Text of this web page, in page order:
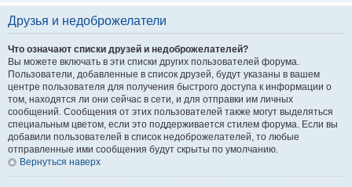
Друзья и недоброжелатели
Что означают списки друзей и недоброжелателей?
Вы можете включать в эти списки других пользователей форума.
Пользователи, добавленные в список друзей, будут указаны в вашем
центре пользователя для получения быстрого доступа к информации о
том, находятся ли они сейчас в сети, и для отправки им личных
сообщений. Сообщения от этих пользователей также могут выделяться
специальным цветом, если это поддерживается стилем форума. Если вы
добавили пользователей в список недоброжелателей, то любые
отправленные ими сообщения будут скрыты по умолчанию.
Вернуться наверх